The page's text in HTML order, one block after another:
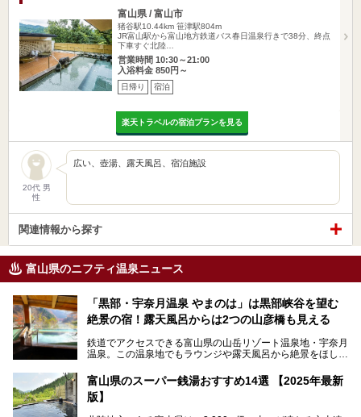
富山県 / 富山市
猪谷駅10.44km 笹津駅804m
JR富山駅から富山地方鉄道バス春日温泉行きで38分、終点
下車すぐ北陸…
営業時間 10:30～21:00
入浴料金 850円～
日帰り 宿泊
楽天トラベルの宿泊プランを見る
20代 男
性
広い、壺湯、露天風呂、宿泊施設
関連情報から探す
富山県のニフティ温泉ニュース
「黒部・宇奈月温泉 やまのは」は黒部峡谷を望む
絶景の宿！露天風呂からは2つの山彦橋も見える
鉄道でアクセスできる富山県の山岳リゾート温泉地・宇奈月
温泉。この温泉地でもラウンジや露天風呂から絶景をほしい
の「黒部・宇奈月温泉 やまのは」。
自慢の眺望、温泉、居心地の良い客室、ビュッフェ式の食事
富山県のスーパー銭湯おすすめ14選 【2025年最新
版】